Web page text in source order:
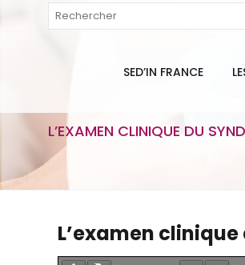
SED’IN FRANCE
L’EXAMEN CLINIQUE DU
L’examen